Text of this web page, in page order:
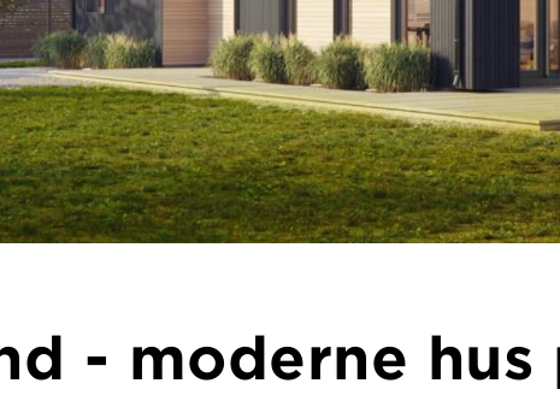
- moderne